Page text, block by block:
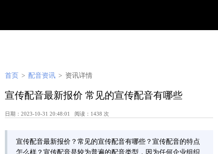
首页 > 配音资讯 > 资讯详情
宣传配音最新报价 常见的宣传配音有哪些
日期：2023-10-31 20:48:01 阅读：1438 次
宣传配音最新报价？常见的宣传配音有哪些？宣传配音的特点
怎么样？宣传配音是较为普遍的配音类型，因为任何企业组织